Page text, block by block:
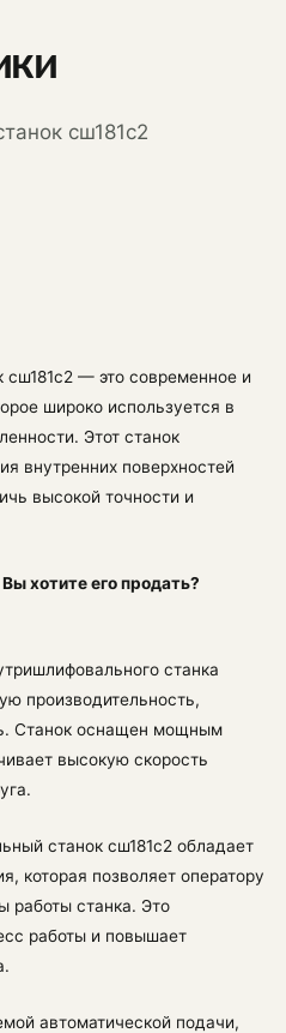
сш181с2
— это современное и
широко используется в
Этот станок
внутренних поверхностей
высокой точности и
хотите его продать?
станка
производительность,
Станок оснащен мощным
высокую скорость
станок сш181с2 обладает
которая позволяет оператору
работы станка. Это
работы и повышает
автоматической подачи,